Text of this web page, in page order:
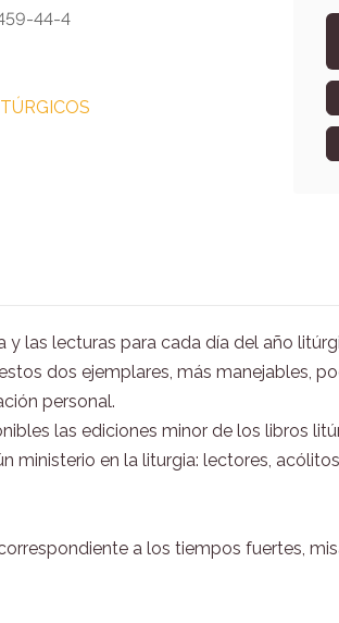
44-4
las lecturas para cada día del año
dos ejemplares, más manejables,
personal.
las ediciones minor de los libros
ministerio en la liturgia: lectores,
a los tiempos fuertes,